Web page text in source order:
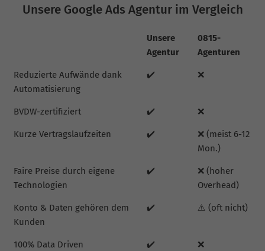
Unsere Google Ads Agentur im Vergleich
Unsere
Agentur
0815-
Agenturen
Reduzierte Aufwände dank
Automatisierung
✔️ ❌
BVDW-zertifiziert ✔️ ❌
Kurze Vertragslaufzeiten ✔️
❌ (meist 6-12
Mon.)
Faire Preise durch eigene
Technologien
✔️
❌ (hoher
Overhead)
Konto & Daten gehören dem
Kunden
✔️ ⚠️ (oft nicht)
100% Data Driven ✔️ ❌